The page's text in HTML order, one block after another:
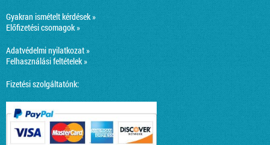
Gyakran ismételt kérdések »
Előfizetési csomagok »
Adatvédelmi nyilatkozat »
Felhasználási feltételek »
Fizetési szolgáltatónk: